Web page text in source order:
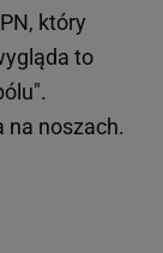
który
to
na noszach.